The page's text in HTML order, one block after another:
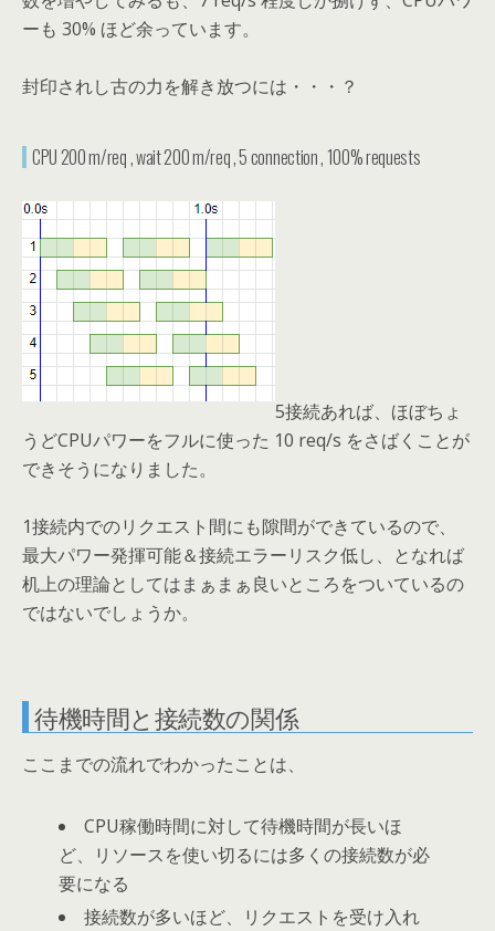
ーも 30% ほど余っています。
封印されし古の力を解き放つには・・・？
CPU 200 m/req , wait 200 m/req , 5 connection , 100% requests
5接続あれば、ほぼちょ
うどCPUパワーをフルに使った 10 req/s をさばくことが
できそうになりました。
1接続内でのリクエスト間にも隙間ができているので、
最大パワー発揮可能＆接続エラーリスク低し、となれば
机上の理論としてはまぁまぁ良いところをついているの
ではないでしょうか。
待機時間と接続数の関係
ここまでの流れでわかったことは、
CPU稼働時間に対して待機時間が長いほ
ど、リソースを使い切るには多くの接続数が必
要になる
接続数が多いほど、リクエストを受け入れ